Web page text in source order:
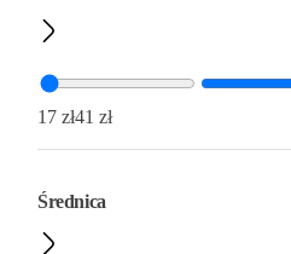
17 41
Średnica